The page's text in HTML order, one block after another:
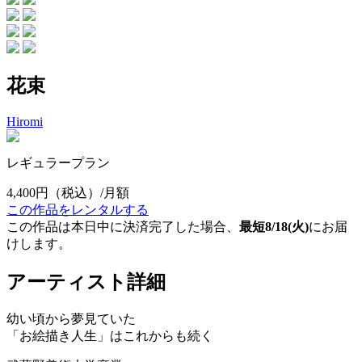
花束
Hiromi
レギュラープラン
4,400円
（税込）/月額
この作品をレンタルする
この作品は本日中に決済完了した場合、 最短8/18(火)にお届
けします。
アーティスト詳細
幼い頃から夢見ていた
「お絵描き人生」はこれからも続く